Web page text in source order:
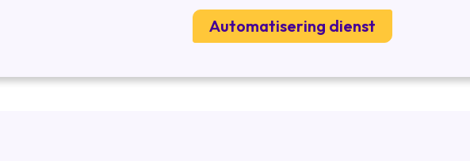
Automatisering dienst